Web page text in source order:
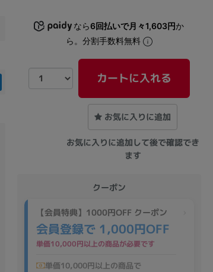
なら6回払いで月々1,603円か
ら。分割手数料無料
カートに入れる
お気に入りに追加
お気に入りに追加して後で確認でき
ます
クーポン
【会員特典】1000円OFF クーポン
会員登録で 1,000円OFF
単価10,000円以上の商品が必要です
単価10,000円以上の商品で
DVD±RW
Ryzen 5